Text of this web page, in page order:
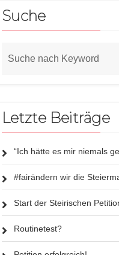
Suche
Letzte Beiträge
“Ich hätte es mir niemals
#fairändern wir die
Start der Steirischen
Routinetest?